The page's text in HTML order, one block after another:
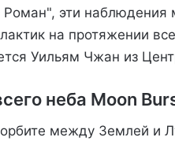
Роман", эти наблюдения
на протяжении
Уильям Чжан из
неба Moon
между Землей и